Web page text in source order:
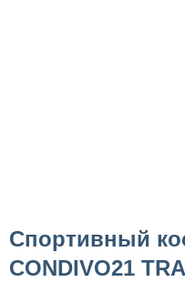
Спортивный
CONDIVO21